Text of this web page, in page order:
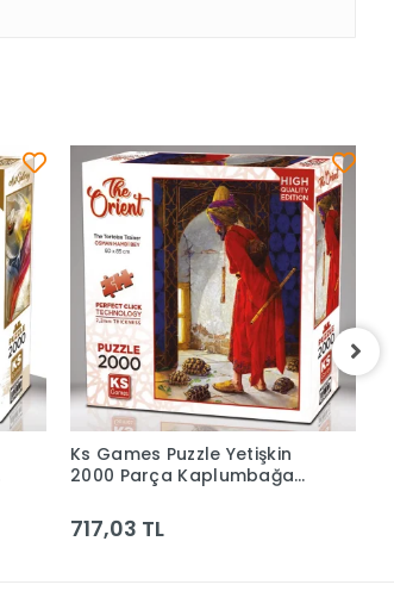
Sepete Ekle
Ks Games Puzzle Yetişkin
2000 Parça Kaplumbağa
717,03 TL